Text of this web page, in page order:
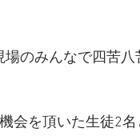
のみんなで四苦八
会を頂いた生徒2